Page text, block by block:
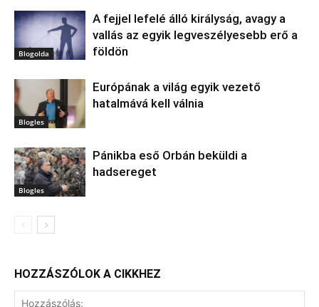
Blogolda
A fejjel lefelé álló királyság, avagy a
vallás az egyik legveszélyesebb erő a
földön
Blogles
Európának a világ egyik vezető
hatalmává kell válnia
Blogles
Pánikba eső Orbán beküldi a
hadsereget
HOZZÁSZÓLOK A CIKKHEZ